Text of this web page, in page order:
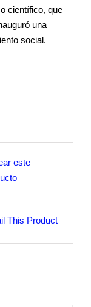
científico, que
una
social.
este
This Product